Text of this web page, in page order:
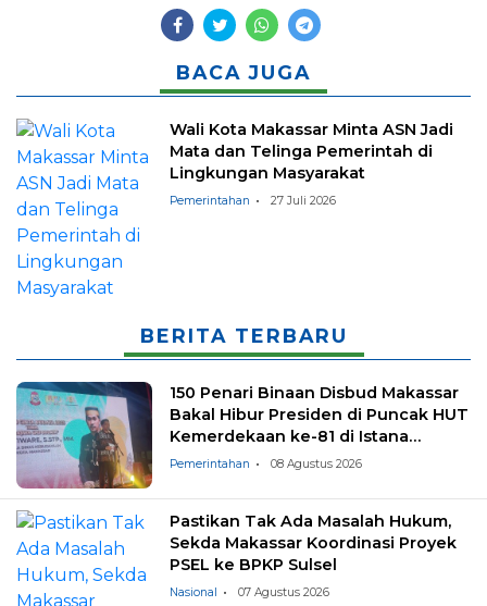
BACA JUGA
Wali Kota Makassar Minta ASN Jadi
Mata dan Telinga Pemerintah di
Lingkungan Masyarakat
Pemerintahan 27 Juli 2026
BERITA TERBARU
150 Penari Binaan Disbud Makassar
Bakal Hibur Presiden di Puncak HUT
Kemerdekaan ke-81 di Istana
Negara
Pemerintahan 08 Agustus 2026
Pastikan Tak Ada Masalah Hukum,
Sekda Makassar Koordinasi Proyek
PSEL ke BPKP Sulsel
Nasional 07 Agustus 2026